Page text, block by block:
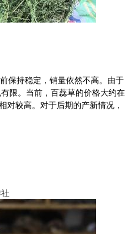
保持稳定，销量依然不高。由于
限。当前，百蕊草的价格大约在
对较高。对于后期的产新情况，